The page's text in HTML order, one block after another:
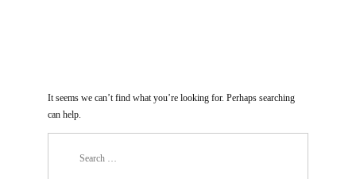
It seems we can’t find what you’re looking for. Perhaps searching
can help.